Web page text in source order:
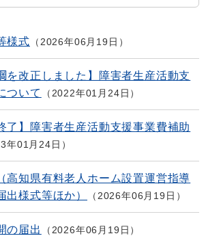
様式 2026年06月19日
を改正しました】障害者生産活動支
ついて
2022年01月24日
了】障害者生産活動支援事業費補助
年01月24日
高知県有料老人ホーム設置運営指導
出様式等ほか）
2026年06月19日
の届出 2026年06月19日